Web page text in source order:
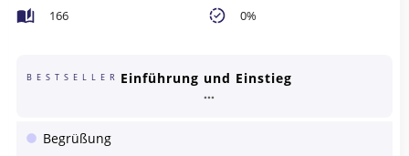
166 0%
BESTSELLER Einführung und Einstieg
Begrüßung